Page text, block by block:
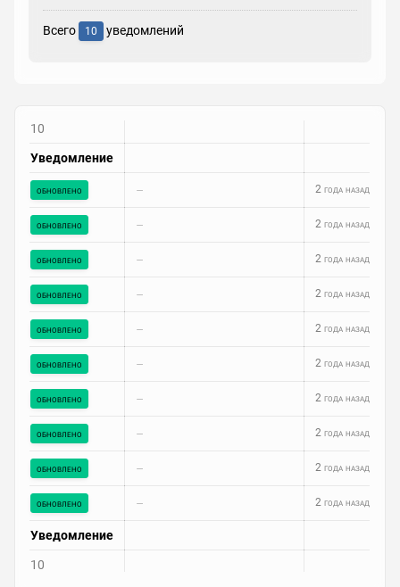
Всего 10 уведомлений
10
Уведомление
обновлено – 2 года назад
обновлено – 2 года назад
обновлено – 2 года назад
обновлено – 2 года назад
обновлено – 2 года назад
обновлено – 2 года назад
обновлено – 2 года назад
обновлено – 2 года назад
обновлено – 2 года назад
обновлено – 2 года назад
Уведомление
10